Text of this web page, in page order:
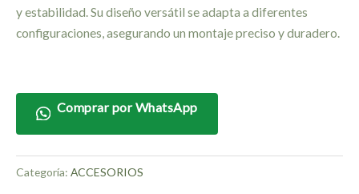
y estabilidad. Su diseño versátil se adapta a diferentes
configuraciones, asegurando un montaje preciso y duradero.
Comprar por WhatsApp
Categoría: ACCESORIOS